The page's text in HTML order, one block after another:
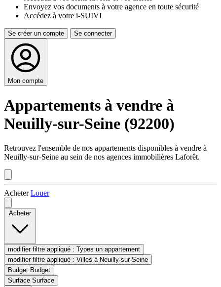
Envoyez vos documents à votre agence en toute sécurité
Accédez à votre i-SUIVI
Se créer un compte Se connecter
Mon compte
Appartements à vendre à
Neuilly-sur-Seine (92200)
Retrouvez l'ensemble de nos appartements disponibles à vendre à
Neuilly-sur-Seine au sein de nos agences immobilières Laforêt.
AcheterLouer
Acheter
modifier filtre appliqué : Types un appartement
modifier filtre appliqué : Villes à Neuilly-sur-Seine
Budget Budget
Surface Surface